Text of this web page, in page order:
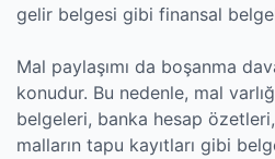
gelir belgesi gibi finansal
Mal paylaşımı da boşanma
konudur. Bu nedenle, mal
belgeleri, banka hesap özetleri,
malların tapu kayıtları gibi